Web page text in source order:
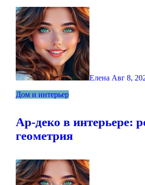
Елена Авг 8,
Дом и интерьер
Ар-деко в интерьере:
геометрия